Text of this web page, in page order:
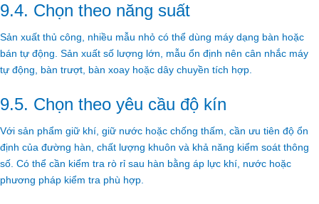
9.4. Chọn theo năng suất
Sản xuất thủ công, nhiều mẫu nhỏ có thể dùng máy dạng bàn hoặc
bán tự động. Sản xuất số lượng lớn, mẫu ổn định nên cân nhắc máy
tự động, bàn trượt, bàn xoay hoặc dây chuyền tích hợp.
9.5. Chọn theo yêu cầu độ kín
Với sản phẩm giữ khí, giữ nước hoặc chống thấm, cần ưu tiên độ ổn
định của đường hàn, chất lượng khuôn và khả năng kiểm soát thông
số. Có thể cần kiểm tra rò rỉ sau hàn bằng áp lực khí, nước hoặc
phương pháp kiểm tra phù hợp.